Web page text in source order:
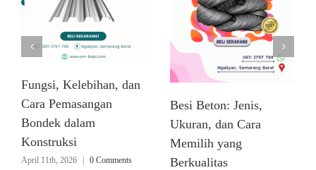
Fungsi, Kelebihan, dan
Cara Pemasangan
Bondek dalam
Konstruksi
April 11th, 2026 | 0 Comments
Besi Beton: Jenis,
Ukuran, dan Cara
Memilih yang
Berkualitas